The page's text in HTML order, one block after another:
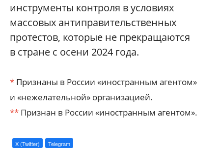
инструменты контроля в условиях
массовых антиправительственных
протестов, которые не прекращаются
в стране с осени 2024 года.
* Признаны в России «иностранным агентом»
и «нежелательной» организацией.
** Признан в России «иностранным агентом».
X (Twitter) Telegram